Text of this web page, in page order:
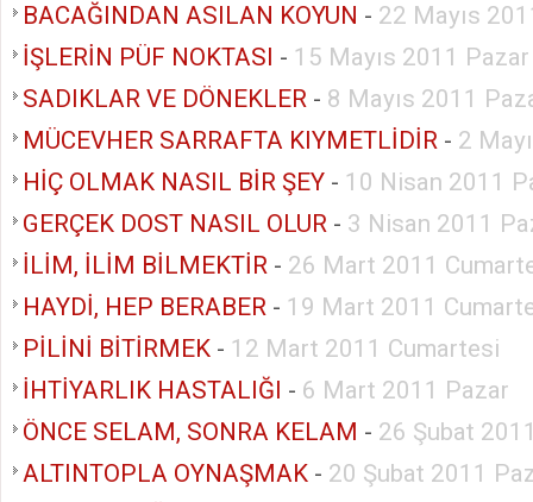
BACAĞINDAN ASILAN KOYUN - 22 Mayıs
İŞLERİN PÜF NOKTASI - 15 Mayıs 2011 Pazar
SADIKLAR VE DÖNEKLER - 8 Mayıs 2011
MÜCEVHER SARRAFTA KIYMETLİDİR - 2
HİÇ OLMAK NASIL BİR ŞEY - 10 Nisan 2011
GERÇEK DOST NASIL OLUR - 3 Nisan 2011
İLİM, İLİM BİLMEKTİR - 26 Mart 2011
HAYDİ, HEP BERABER - 19 Mart 2011
PİLİNİ BİTİRMEK - 12 Mart 2011 Cumartesi
İHTİYARLIK HASTALIĞI - 6 Mart 2011 Pazar
ÖNCE SELAM, SONRA KELAM - 26 Şubat
ALTINTOPLA OYNAŞMAK - 20 Şubat 2011